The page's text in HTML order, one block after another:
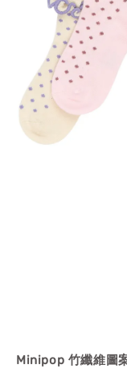
Minipop 竹纖維圖